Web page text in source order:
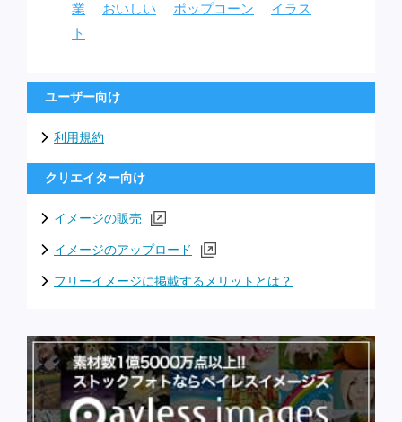
業
おいしい ポップコーン
イラス
ト
ユーザー向け
利用規約
クリエイター向け
イメージの販売
イメージのアップロード
フリーイメージに掲載するメリットとは？